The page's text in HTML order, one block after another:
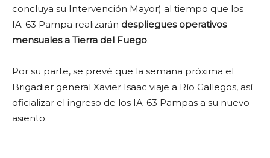
concluya su Intervención Mayor) al tiempo que los
IA-63 Pampa realizarán despliegues operativos
mensuales a Tierra del Fuego.
Por su parte, se prevé que la semana próxima el
Brigadier general Xavier Isaac viaje a Río Gallegos, así
oficializar el ingreso de los IA-63 Pampas a su nuevo
asiento.